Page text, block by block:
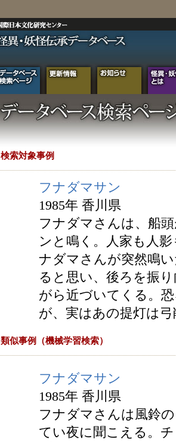
検索対象事例
フナダマサン
1985年 香川県
フナダマさんは、船
ンと鳴く。人家も人
ナダマさんが突然鳴
ると思い、後ろを振
がら近づいてくる。
が、実はあの提灯は
類似事例（機械学習検索）
フナダマサン
1985年 香川県
フナダマさんは風鈴
てい夜に聞こえる。